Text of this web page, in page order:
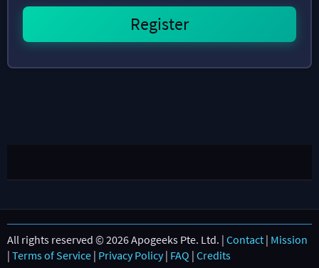
All rights reserved © 2026 Apogeeks Pte. Ltd. | Contact | Mission
| Terms of Service | Privacy Policy| FAQ | Credits